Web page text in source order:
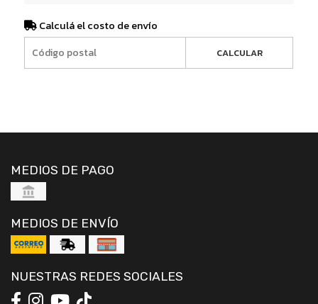
Calculá el costo de envío
CALCULAR
MEDIOS DE PAGO
MEDIOS DE ENVÍO
NUESTRAS REDES SOCIALES